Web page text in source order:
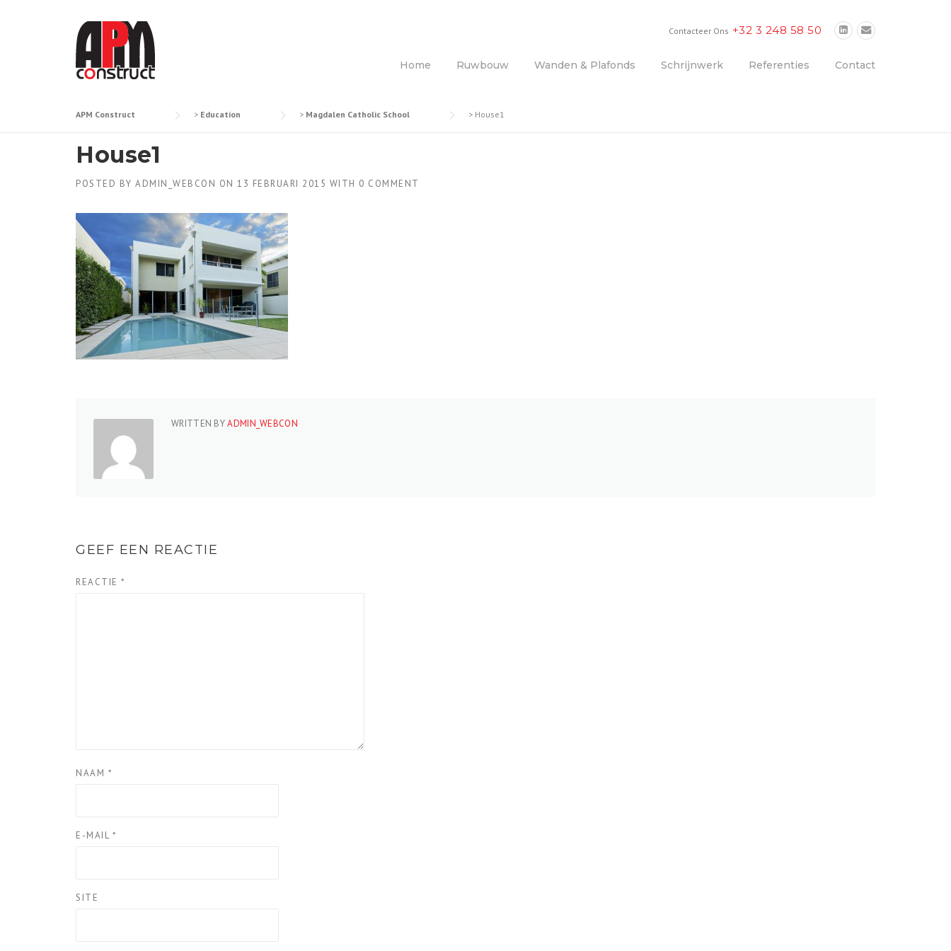
Contacteer Ons +32 3 248 58 50
Home Ruwbouw Wanden & Plafonds Schrijnwerk Referenties Contact
APM Construct > Education > Magdalen Catholic School > House1
House1
POSTED BY ADMIN_WEBCON ON 13 FEBRUARI 2015 WITH 0 COMMENT
WRITTEN BYADMIN_WEBCON
GEEF EEN REACTIE
REACTIE *
NAAM *
E-MAIL *
SITE